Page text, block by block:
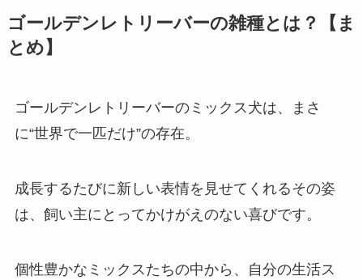
ゴールデンレトリーバーの雑種とは？【ま
とめ】
ゴールデンレトリーバーのミックス犬は、まさ
に“世界で一匹だけ”の存在。
成長するたびに新しい表情を見せてくれるその姿
は、飼い主にとってかけがえのない喜びです。
個性豊かなミックスたちの中から、自分の生活ス